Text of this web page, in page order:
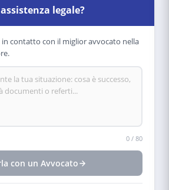
legale?
contatto con il miglior avvocato nella
0 / 80
con un Avvocato